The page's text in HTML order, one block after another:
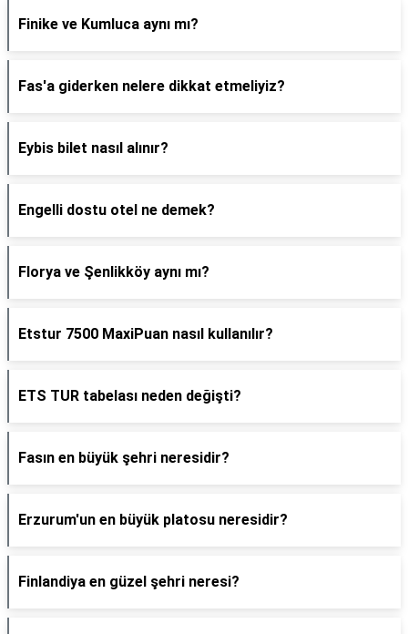
Finike ve Kumluca aynı mı?
Fas'a giderken nelere dikkat etmeliyiz?
Eybis bilet nasıl alınır?
Engelli dostu otel ne demek?
Florya ve Şenlikköy aynı mı?
Etstur 7500 MaxiPuan nasıl kullanılır?
ETS TUR tabelası neden değişti?
Fasın en büyük şehri neresidir?
Erzurum'un en büyük platosu neresidir?
Finlandiya en güzel şehri neresi?